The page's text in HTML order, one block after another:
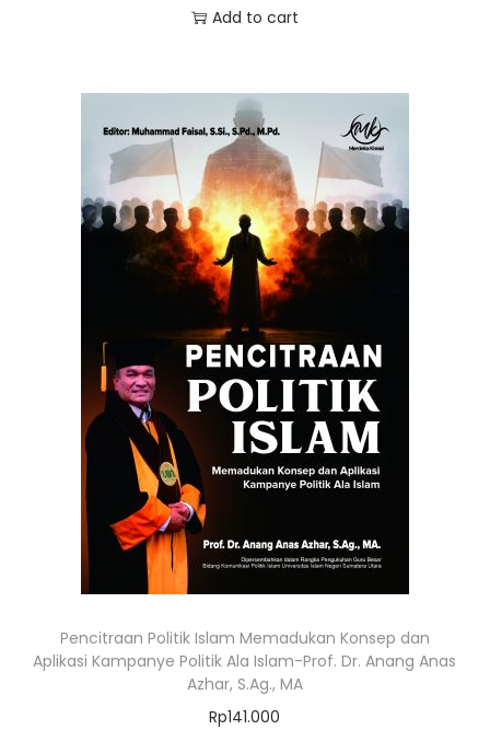
Add to cart
Pencitraan Politik Islam Memadukan Konsep dan
Aplikasi Kampanye Politik Ala Islam-Prof. Dr. Anang Anas
Azhar, S.Ag., MA
Rp141.000